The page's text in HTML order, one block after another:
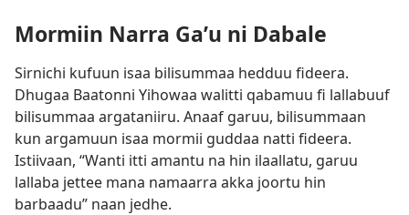
Mormiin Narra Gaʼu ni Dabale
Sirnichi kufuun isaa bilisummaa hedduu fideera.
Dhugaa Baatonni Yihowaa walitti qabamuu fi lallabuuf
bilisummaa argataniiru. Anaaf garuu, bilisummaan
kun argamuun isaa mormii guddaa natti fideera.
Istiivaan, “Wanti itti amantu na hin ilaallatu, garuu
lallaba jettee mana namaarra akka joortu hin
barbaadu” naan jedhe.